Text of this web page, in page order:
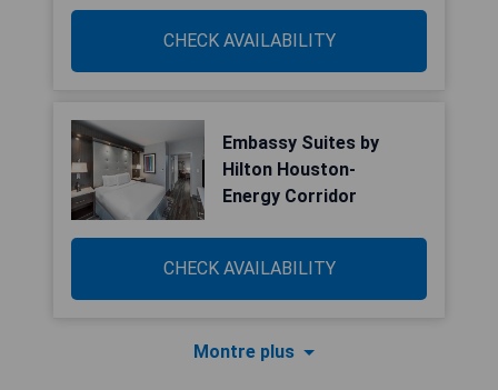
CHECK AVAILABILITY
Embassy Suites by
Hilton Houston-
Energy Corridor
CHECK AVAILABILITY
Montre plus